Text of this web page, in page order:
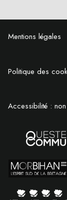
Mentions légales
Politique des
Accessibilité :